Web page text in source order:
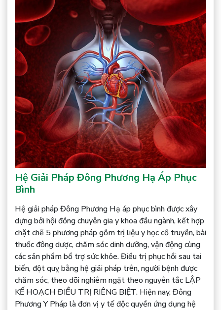
Hệ Giải Pháp Đông Phương Hạ Áp Phục
Bình
Hệ giải pháp Đông Phương Hạ áp phục bình được xây
dựng bởi hội đồng chuyên gia y khoa đầu ngành, kết hợp
chặt chẽ 5 phương pháp gồm trị liệu y học cổ truyền, bài
thuốc đông dược, chăm sóc dinh dưỡng, vận động cùng
các sản phẩm bổ trợ sức khỏe. Điều trị phục hồi sau tai
biến, đột quỵ bằng hệ giải pháp trên, người bệnh được
chăm sóc, theo dõi nghiêm ngặt theo nguyên tắc LẬP
KẾ HOẠCH ĐIỀU TRỊ RIÊNG BIỆT. Hiện nay, Đông
Phương Y Pháp là đơn vị y tế độc quyền ứng dụng hệ